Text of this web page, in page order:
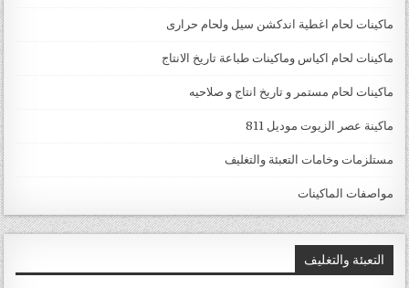
ماكينات لحام اغطية اندكشن سيل ولحام حرارى
ماكينات لحام اكياس وماكينات طباعة تاريخ الانتاج
ماكينات لحام مستمر و تاريخ انتاج و صلاحيه
ماكينة عصر الزيوت موديل 811
مستلزمات وخامات التعبئة والتغليف
مواصفات الماكينات
التعبئة والتغليف